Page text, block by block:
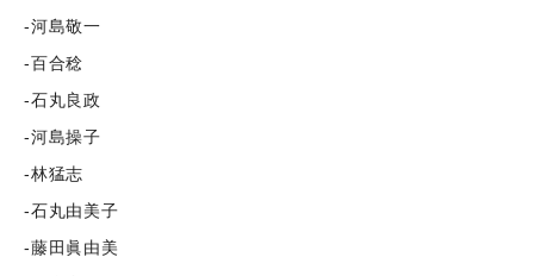
-河島敬一
-百合稔
-石丸良政
-河島操子
-林猛志
-石丸由美子
-藤田眞由美